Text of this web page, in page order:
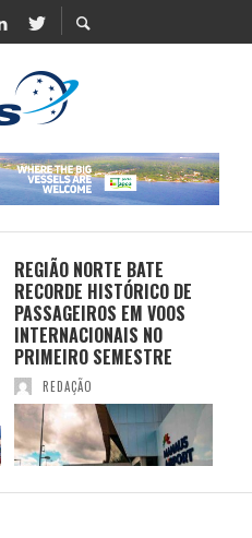
REGIÃO NORTE BATE
RECORDE HISTÓRICO DE
PASSAGEIROS EM VOOS
INTERNACIONAIS NO
PRIMEIRO SEMESTRE
REDAÇÃO